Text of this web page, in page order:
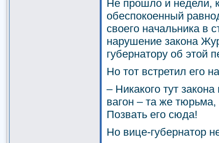
Не прошло и недели,
обеспокоенный
своего начальника в
нарушение закона
губернатору об этой
Но тот встретил его
– Никакого тут
вагон – та же
Позвать его сюда!
Но вице-губернатор